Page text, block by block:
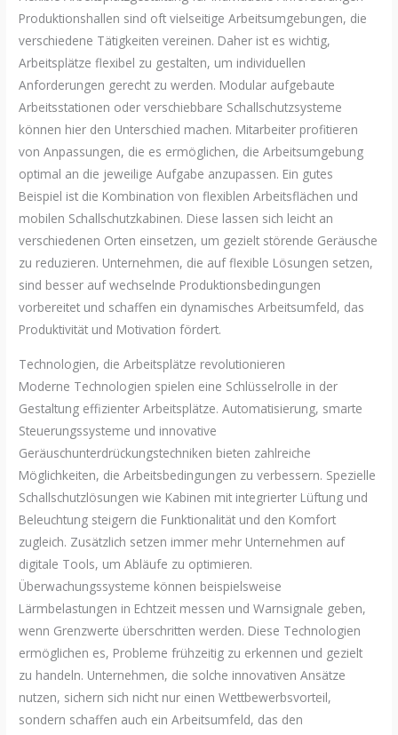
Produktionshallen sind oft vielseitige Arbeitsumgebungen, die
verschiedene Tätigkeiten vereinen. Daher ist es wichtig,
Arbeitsplätze flexibel zu gestalten, um individuellen
Anforderungen gerecht zu werden. Modular aufgebaute
Arbeitsstationen oder verschiebbare Schallschutzsysteme
können hier den Unterschied machen. Mitarbeiter profitieren
von Anpassungen, die es ermöglichen, die Arbeitsumgebung
optimal an die jeweilige Aufgabe anzupassen. Ein gutes
Beispiel ist die Kombination von flexiblen Arbeitsflächen und
mobilen Schallschutzkabinen. Diese lassen sich leicht an
verschiedenen Orten einsetzen, um gezielt störende Geräusche
zu reduzieren. Unternehmen, die auf flexible Lösungen setzen,
sind besser auf wechselnde Produktionsbedingungen
vorbereitet und schaffen ein dynamisches Arbeitsumfeld, das
Produktivität und Motivation fördert.
Technologien, die Arbeitsplätze revolutionieren
Moderne Technologien spielen eine Schlüsselrolle in der
Gestaltung effizienter Arbeitsplätze. Automatisierung, smarte
Steuerungssysteme und innovative
Geräuschunterdrückungstechniken bieten zahlreiche
Möglichkeiten, die Arbeitsbedingungen zu verbessern. Spezielle
Schallschutzlösungen wie Kabinen mit integrierter Lüftung und
Beleuchtung steigern die Funktionalität und den Komfort
zugleich. Zusätzlich setzen immer mehr Unternehmen auf
digitale Tools, um Abläufe zu optimieren.
Überwachungssysteme können beispielsweise
Lärmbelastungen in Echtzeit messen und Warnsignale geben,
wenn Grenzwerte überschritten werden. Diese Technologien
ermöglichen es, Probleme frühzeitig zu erkennen und gezielt
zu handeln. Unternehmen, die solche innovativen Ansätze
nutzen, sichern sich nicht nur einen Wettbewerbsvorteil,
sondern schaffen auch ein Arbeitsumfeld, das den